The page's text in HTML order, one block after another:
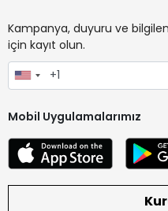
Kampanya, duyuru ve
için kayıt olun.
Mobil Uygulamalarımız